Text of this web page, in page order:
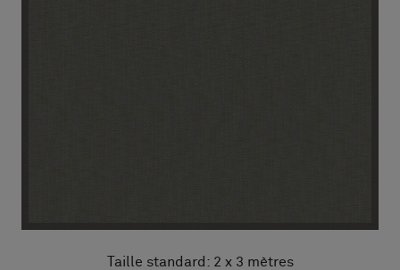
Taille standard: 2 x 3 mètres